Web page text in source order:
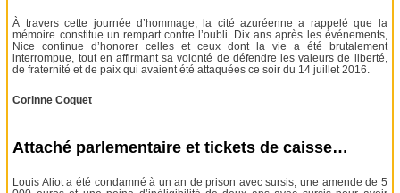
À travers cette journée d’hommage, la cité azuréenne a rappelé que la
mémoire constitue un rempart contre l’oubli. Dix ans après les événements,
Nice continue d’honorer celles et ceux dont la vie a été brutalement
interrompue, tout en affirmant sa volonté de défendre les valeurs de liberté,
de fraternité et de paix qui avaient été attaquées ce soir du 14 juillet 2016.
Corinne Coquet
Attaché parlementaire et tickets de caisse…
Louis Aliot a été condamné à un an de prison avec sursis, une amende de 5